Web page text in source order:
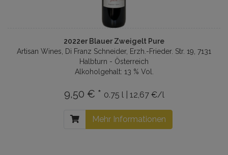
2022er Blauer Zweigelt Pure
Artisan Wines, Di Franz Schneider, Erzh.-Frieder. Str. 19, 7131
Halbturn - Österreich
Alkoholgehalt: 13 % Vol.
9,50 € * 0.75 l | 12,67 €/l
Mehr Informationen